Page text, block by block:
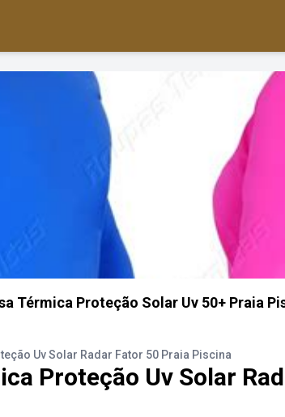
Térmica Proteção Solar Uv 50+ Praia
Uv Solar Radar Fator 50 Praia Piscina
Proteção Uv Solar